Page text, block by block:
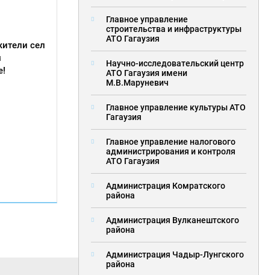
сел
Главное управление
строительства и инфраструктуры
АТО Гагаузия
Научно-исследовательский центр
АТО Гагаузия имени
М.В.Маруневич
Главное управление культуры АТО
Гагаузия
Главное управление налогового
администрирования и контроля
АТО Гагаузия
Администрация Комратского
района
Администрация Вулканештского
района
Администрация Чадыр-Лунгского
района